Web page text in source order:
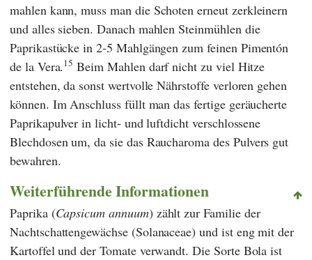
mahlen kann, muss man die Schoten erneut zerkleinern
und alles sieben. Danach mahlen Steinmühlen die
Paprikastücke in 2-5 Mahlgängen zum feinen Pimentón
de la Vera.15 Beim Mahlen darf nicht zu viel Hitze
entstehen, da sonst wertvolle Nährstoffe verloren gehen
können. Im Anschluss füllt man das fertige geräucherte
Paprikapulver in licht- und luftdicht verschlossene
Blechdosen um, da sie das Raucharoma des Pulvers gut
bewahren.
Weiterführende Informationen
Paprika (Capsicum annuum) zählt zur Familie der
Nachtschattengewächse (Solanaceae) und ist eng mit der
Kartoffel und der Tomate verwandt. Die Sorte Bola ist